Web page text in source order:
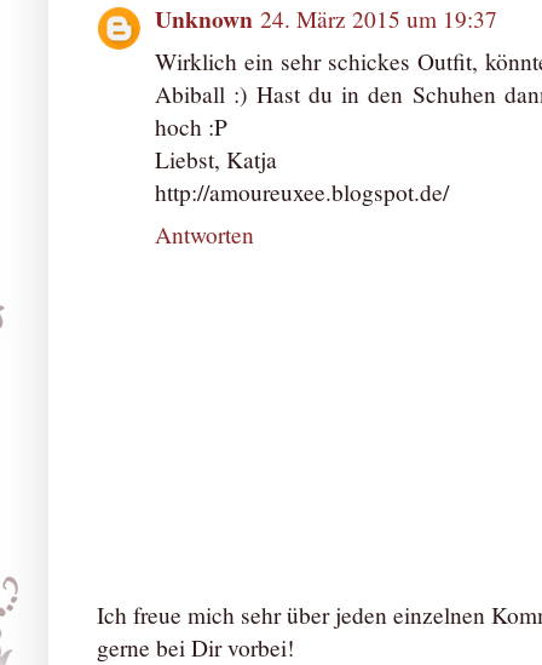
Unknown 24. März 2015 um 19:37
Wirklich ein sehr schickes Outfit,
Abiball :) Hast du in den Schuhen
hoch :P
Liebst, Katja
http://amoureuxee.blogspot.de/
Antworten
Ich freue mich sehr über jeden einzelnen
gerne bei Dir vorbei!